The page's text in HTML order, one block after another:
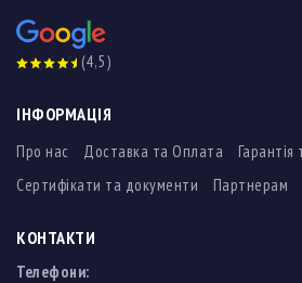
(4,5)
ІНФОРМАЦІЯ
Про нас Доставка та Оплата
Гарантія
Сертифікати та документи
Партнерам
КОНТАКТИ
Телефони: